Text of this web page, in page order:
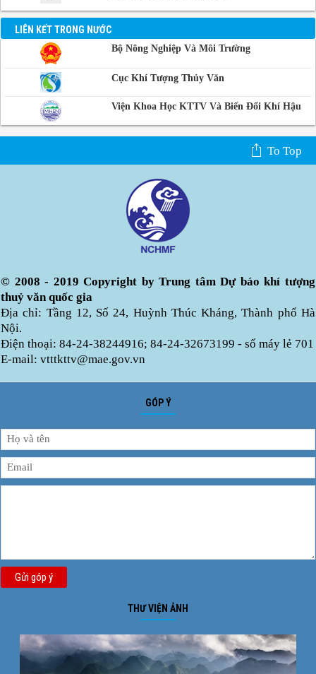
LIÊN KẾT TRONG NƯỚC
Bộ Nông Nghiệp Và Môi Trường
Cục Khí Tượng Thủy Văn
Viện Khoa Học KTTV Và Biến Đổi Khí Hậu
To Top
© 2008 - 2019 Copyright by Trung tâm Dự báo khí tượng
thuỷ văn quốc gia
Địa chỉ: Tầng 12, Số 24, Huỳnh Thúc Kháng, Thành phố Hà
Nội.
Điện thoại: 84-24-38244916; 84-24-32673199 - số máy lẻ 701
E-mail: vtttkttv@mae.gov.vn
GÓP Ý
Gửi góp ý
THƯ VIỆN ẢNH